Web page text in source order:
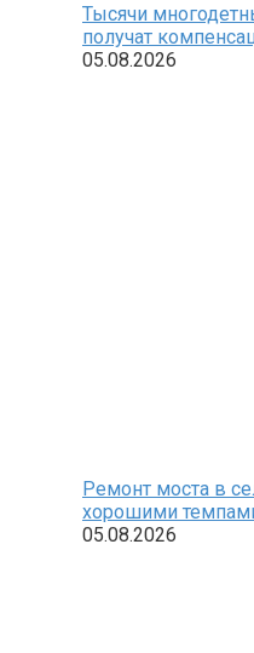
Тысячи
получат
05.08.2026
Ремонт моста в
хорошими
05.08.2026